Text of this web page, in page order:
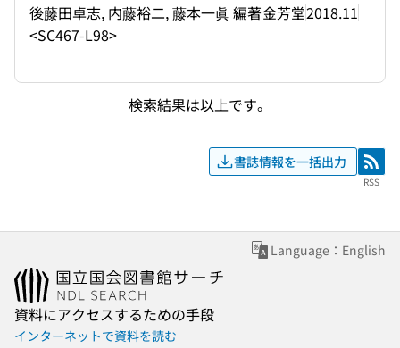
後藤田卓志, 内藤裕二, 藤本一眞 編著金芳堂2018.11
<SC467-L98>
検索結果は以上です。
書誌情報を一括出力 RSS
RSS
Language：English
資料にアクセスするための手段
インターネットで資料を読む